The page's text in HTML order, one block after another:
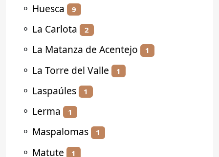
⚬ Huesca 9
⚬ La Carlota 2
⚬ La Matanza de Acentejo 1
⚬ La Torre del Valle 1
⚬ Laspaúles 1
⚬ Lerma 1
⚬ Maspalomas 1
⚬ Matute 1